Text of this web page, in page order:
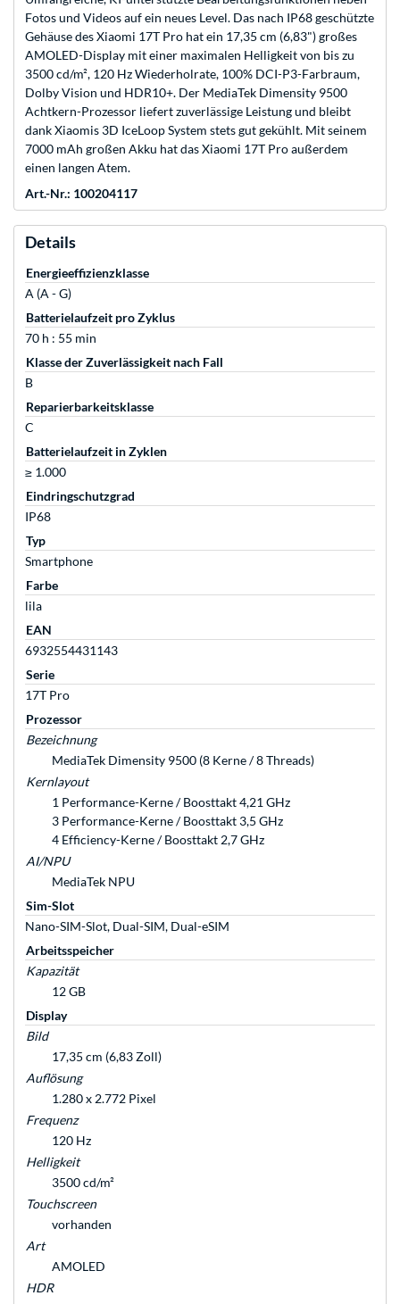
Fotos und Videos auf ein neues Level. Das nach IP68 geschützte
Gehäuse des Xiaomi 17T Pro hat ein 17,35 cm (6,83") großes
AMOLED-Display mit einer maximalen Helligkeit von bis zu
3500 cd/m², 120 Hz Wiederholrate, 100% DCI-P3-Farbraum,
Dolby Vision und HDR10+. Der MediaTek Dimensity 9500
Achtkern-Prozessor liefert zuverlässige Leistung und bleibt
dank Xiaomis 3D IceLoop System stets gut gekühlt. Mit seinem
7000 mAh großen Akku hat das Xiaomi 17T Pro außerdem
einen langen Atem.
Art.-Nr.: 100204117
Details
Energieeffizienzklasse
A (A - G)
Batterielaufzeit pro Zyklus
70 h : 55 min
Klasse der Zuverlässigkeit nach Fall
B
Reparierbarkeitsklasse
C
Batterielaufzeit in Zyklen
≥ 1.000
Eindringschutzgrad
IP68
Typ
Smartphone
Farbe
lila
EAN
6932554431143
Serie
17T Pro
Prozessor
Bezeichnung
MediaTek Dimensity 9500 (8 Kerne / 8 Threads)
Kernlayout
1 Performance-Kerne / Boosttakt 4,21 GHz
3 Performance-Kerne / Boosttakt 3,5 GHz
4 Efficiency-Kerne / Boosttakt 2,7 GHz
AI/NPU
MediaTek NPU
Sim-Slot
Nano-SIM-Slot, Dual-SIM, Dual-eSIM
Arbeitsspeicher
Kapazität
12 GB
Display
Bild
17,35 cm (6,83 Zoll)
Auflösung
1.280 x 2.772 Pixel
Frequenz
120 Hz
Helligkeit
3500 cd/m²
Touchscreen
vorhanden
Art
AMOLED
HDR